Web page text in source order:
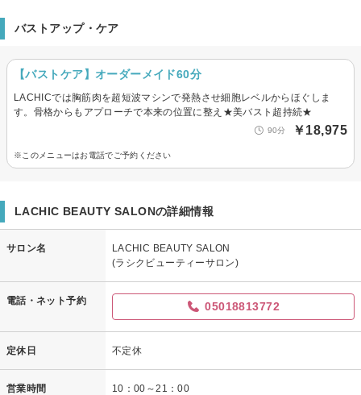
バストアップ・ケア
【バストケア】オーダーメイド60分
LACHICでは胸筋肉を超短波マシンで発熱させ細胞レベルからほぐしま
す。骨格からもアプローチで本来の位置に整え★美バスト超持続★
90分 ￥18,975
※このメニューはお電話でご予約ください
LACHIC BEAUTY SALONの詳細情報
サロン名
LACHIC BEAUTY SALON
(ラシクビューティーサロン)
電話・ネット予約 05018813772
定休日 不定休
営業時間 10：00～21：00